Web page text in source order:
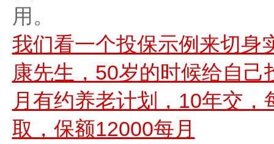
用。
我们看一个投保示例来切身
康先生，50岁的时候给自
月有约养老计划，10年交
取，保额12000每月